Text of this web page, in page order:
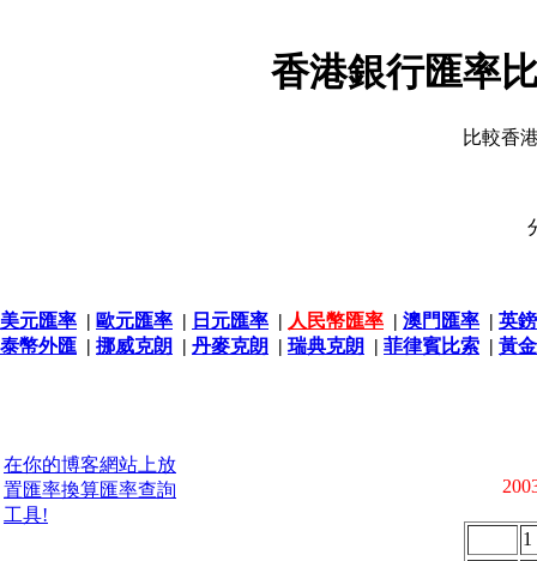
香港銀行匯率
比較香
美元匯率 | 歐元匯率 | 日元匯率 | 人民幣匯率 | 澳門匯率 | 英
泰幣外匯 | 挪威克朗 | 丹麥克朗 | 瑞典克朗 | 菲律賓比索 | 黃
在你的博客網站上放
置匯率換算匯率查詢
工具!
1